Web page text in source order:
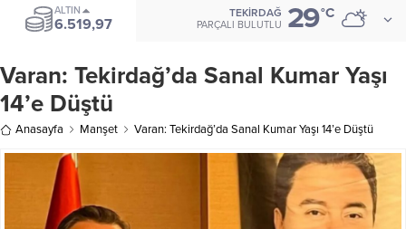
ALTIN
6.519,97
TEKIRDAĞ
PARÇALI BULUTLU 29°C
Varan: Tekirdağ’da Sanal Kumar Yaşı
14’e Düştü
Anasayfa Manşet Varan: Tekirdağ’da Sanal Kumar Yaşı 14’e Düştü